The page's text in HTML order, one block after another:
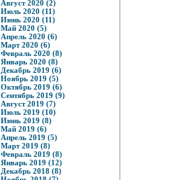
Август 2020 (2)
Июль 2020 (11)
Июнь 2020 (11)
Май 2020 (5)
Апрель 2020 (6)
Март 2020 (6)
Февраль 2020 (8)
Январь 2020 (8)
Декабрь 2019 (6)
Ноябрь 2019 (5)
Октябрь 2019 (6)
Сентябрь 2019 (9)
Август 2019 (7)
Июль 2019 (10)
Июнь 2019 (8)
Май 2019 (6)
Апрель 2019 (5)
Март 2019 (8)
Февраль 2019 (8)
Январь 2019 (12)
Декабрь 2018 (8)